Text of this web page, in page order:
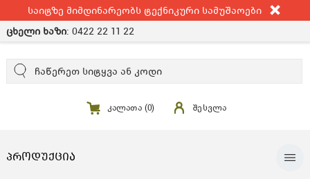
საიტზე მიმდინარეობს ტექნიკური სამუშაოები
ცხელი ხაზი: 0422 22 11 22
კალათა (0) შესვლა
ᲞᲠᲝᲓᲣᲥᲪᲘᲐ